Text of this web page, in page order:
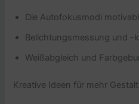
Die Autofokusmodi
Belichtungsmessung und -
Weißabgleich und
Kreative Ideen für mehr